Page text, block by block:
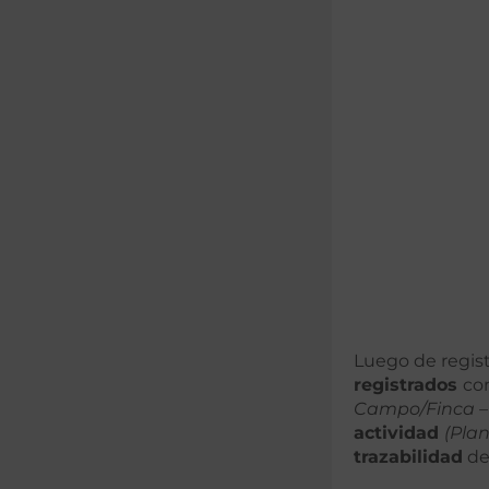
Luego de
registrados
Campo/Finca
actividad
trazabilidad